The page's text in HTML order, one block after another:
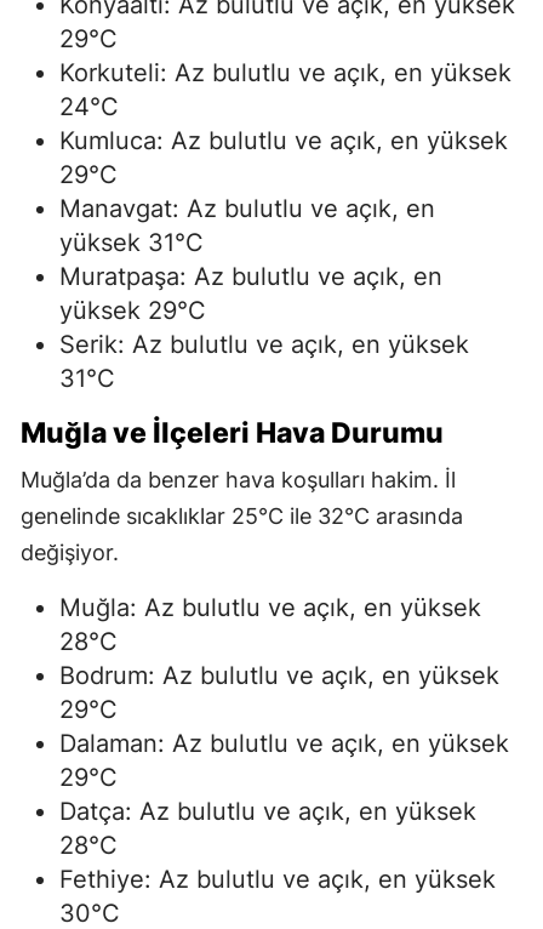
29°C
Korkuteli: Az bulutlu ve açık, en yüksek
24°C
Kumluca: Az bulutlu ve açık, en yüksek
29°C
Manavgat: Az bulutlu ve açık, en
yüksek 31°C
Muratpaşa: Az bulutlu ve açık, en
yüksek 29°C
Serik: Az bulutlu ve açık, en yüksek
31°C
Muğla ve İlçeleri Hava Durumu
Muğla’da da benzer hava koşulları hakim. İl
genelinde sıcaklıklar 25°C ile 32°C arasında
değişiyor.
Muğla: Az bulutlu ve açık, en yüksek
28°C
Bodrum: Az bulutlu ve açık, en yüksek
29°C
Dalaman: Az bulutlu ve açık, en yüksek
29°C
Datça: Az bulutlu ve açık, en yüksek
28°C
Fethiye: Az bulutlu ve açık, en yüksek
30°C